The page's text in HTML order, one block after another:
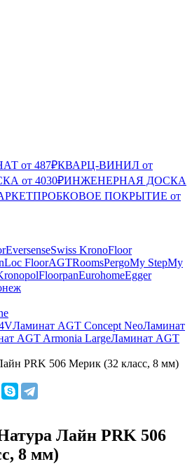
от 487₽КВАРЦ-ВИНИЛ от
от 4030₽ИНЖЕНЕРНАЯ ДОСКА
ПРОБКОВОЕ ПОКРЫТИЕ от
EversenseSwiss KronoFloor
Loc FloorAGTRoomsPergoMy StepMy
FloorpanEurohomeEgger
Ламинат AGT Concept NeoЛаминат
AGT Armonia LargeЛаминат AGT
PRK 506 Мерик (32 класс, 8 мм)
Лайн PRK 506
8 мм)